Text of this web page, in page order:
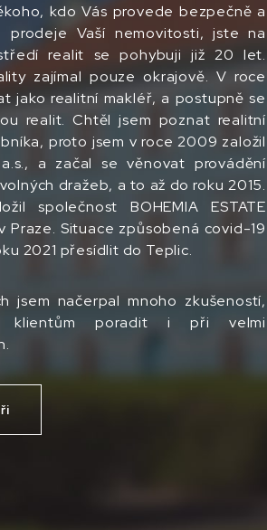
kdo Vás provede bezpečně a
prodeje Vaší nemovitosti, jste na
realit se pohybuji již 20 let.
zajímal pouze okrajově. V roce
jako realitní makléř, a postupně se
realit. Chtěl jsem poznat realitní
proto jsem v roce 2009 založil
a začal se věnovat provádění
dražeb, a to až do roku 2015.
společnost BOHEMIA ESTATE
Praze. Situace způsobená covid-19
2021 přesídlit do Teplic.
jsem načerpal mnoho zkušeností,
klientům poradit i při velmi